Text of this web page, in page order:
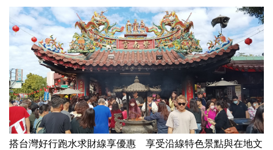
搭台灣好行跑水求財線享優惠 享受沿線特色景點與在地文